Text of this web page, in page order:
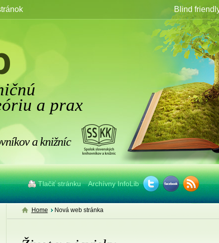
a prax
a knižníc
Tlačiť stránku Archívny InfoLib
Blind
Home Nová web stránka